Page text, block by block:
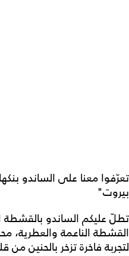
تعرّفوا معنا على الساندو
بيروت"
تطلّ عليكم الساندو بالقشطة
القشطة الناعمة والعطرية،
لتجربة فاخرة تزخر بالحنين من